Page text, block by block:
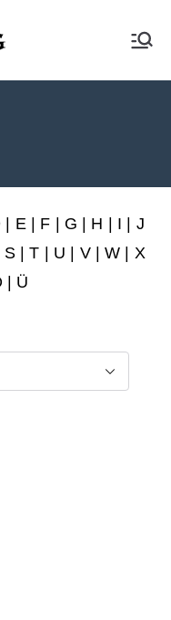
XEBAN-Verlag
E| F G H I
J
S |T U V|W
X
| Ü